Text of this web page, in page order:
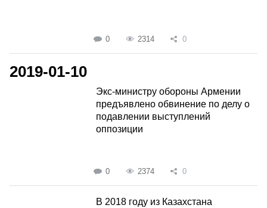
0 2314 0
2019-01-10
Экс-министру обороны Армении
предъявлено обвинение по делу о
подавлении выступлений
оппозиции
0 2374 0
В 2018 году из Казахстана